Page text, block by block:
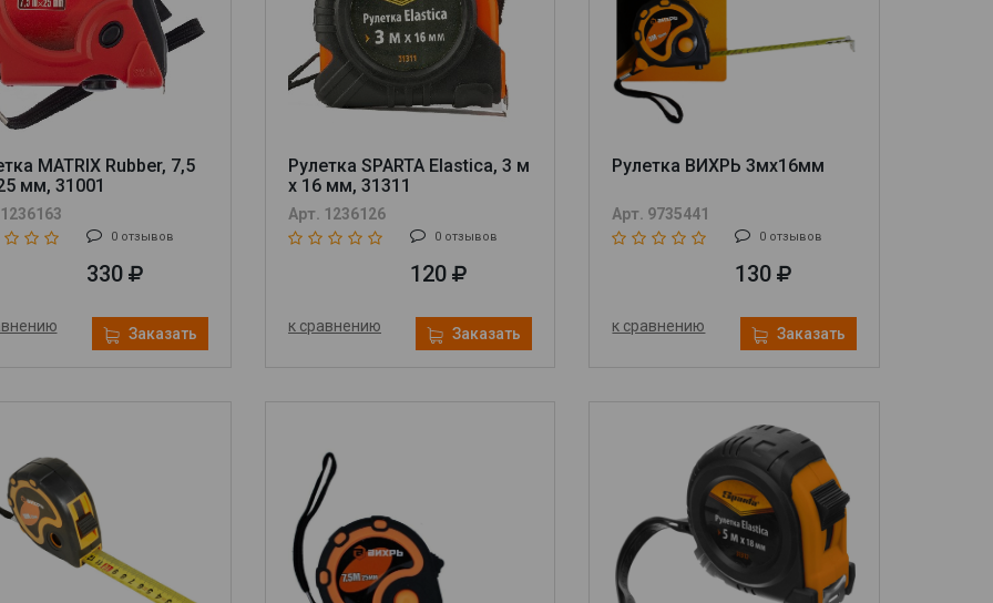
MATRIX Rubber, 7,5
мм, 31001
0 отзывов
330
Заказать
Рулетка SPARTA Elastica, 3 м
х 16 мм, 31311
Арт. 1236126
0 отзывов
120
к сравнению Заказать
Рулетка ВИХРЬ 3мх16мм
Арт. 9735441
0 отзывов
130
к сравнению Заказать